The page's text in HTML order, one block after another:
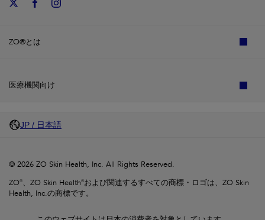
ZO®とは
医療機関向け
JP / 日本語
© 2026 ZO Skin Health, Inc. All Rights Reserved.
ZO®、ZO Skin Health®および関連するすべての商標・ロゴは、ZO Skin
Health, Inc.の商標です。